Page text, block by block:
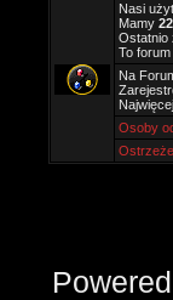
Nasi
Mamy
Ostatnio
To
Na
Osoby